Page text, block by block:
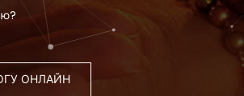
ОНЛАЙН